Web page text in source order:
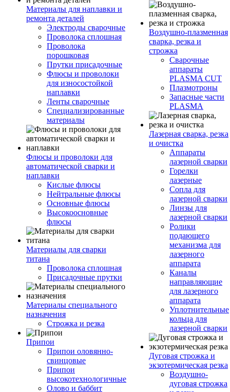
Материалы для наплавки и
ремонта деталей
Электроды сварочные
Проволока сплошная
Проволока
порошковая
Прутки присадочные
Флюсы и проволоки
для износостойкой
наплавки
Ленты сварочные
Специализированные
материалы
Флюсы и проволоки для
автоматической сварки и
наплавки
Кислые флюсы
Нейтральные флюсы
Основные флюсы
Высокоосновные
флюсы
Материалы для сварки
титана
Проволока сплошная
Присадочные прутки
Материалы специального
назначения
Строжка и резка
Припои
Припои оловянно-
свинцовые
Припои
высокотехнологичные
Олово и баббит
Воздушно-плазменная
сварка, резка и
строжка
Сварочные
аппараты
PLASMA CUT
Плазмотроны
Запасные части
PLASMA
Лазерная сварка, резка
и очистка
Аппараты
лазерной сварки
Горелки
лазерные
Сопла для
лазерной сварки
Линзы для
лазерной сварки
Ролики
подающего
механизма для
лазерного
аппарата
Каналы
направляющие
для лазерного
аппарата
Уплотнительные
кольца для
лазерной сварки
Дуговая строжка и
экзотермическая резка
Воздушно-
дуговая строжка